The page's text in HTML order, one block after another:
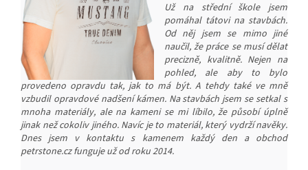
Už na střední škole jsem
pomáhal tátovi na stavbách.
Od něj jsem se mimo jiné
naučil, že práce se musí dělat
precizně, kvalitně. Nejen na
pohled, ale aby to bylo
provedeno opravdu tak, jak to má být. A tehdy také ve mně
vzbudil opravdové nadšení kámen. Na stavbách jsem se setkal s
mnoha materiály, ale na kameni se mi líbilo, že působí úplně
jinak než cokoliv jiného. Navíc je to materiál, který vydrží navěky.
Dnes jsem v kontaktu s kamenem každý den a obchod
petrstone.cz funguje už od roku 2014.